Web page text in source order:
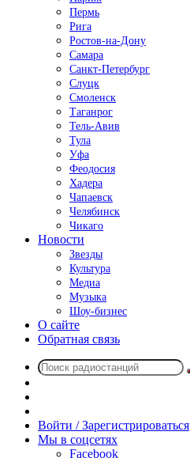
Пермь
Рига
Ростов-на-Дону
Самара
Санкт-Петербург
Слуцк
Смоленск
Таганрог
Тель-Авив
Тула
Уфа
Феодосия
Хадера
Чапаевск
Челябинск
Чикаго
Новости
Звезды
Культура
Медиа
Музыка
Шоу-бизнес
О сайте
Обратная связь
радио
Войти / Зарегистрироваться
Мы в соцсетях
Facebook